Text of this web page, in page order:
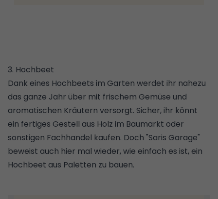
3. Hochbeet
Dank eines Hochbeets im Garten werdet ihr nahezu
das ganze Jahr über mit frischem Gemüse und
aromatischen Kräutern versorgt. Sicher, ihr könnt
ein fertiges Gestell aus Holz im Baumarkt oder
sonstigen Fachhandel kaufen. Doch "Saris Garage"
beweist auch hier mal wieder, wie einfach es ist, ein
Hochbeet aus Paletten zu bauen.